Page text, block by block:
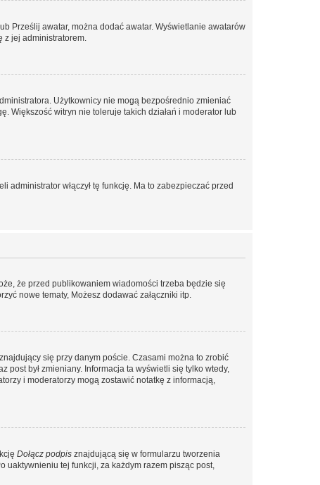
Prześlij awatar, można dodać awatar. Wyświetlanie awatarów
z jej administratorem.
Użytkownicy nie mogą bezpośrednio zmieniać
Większość witryn nie toleruje takich działań i moderator lub
włączył tę funkcję. Ma to zabezpieczać przed
że przed publikowaniem wiadomości trzeba będzie się
nowe tematy, Możesz dodawać załączniki itp.
znajdujący się przy danym poście. Czasami można to zrobić
był zmieniany. Informacja ta wyświetli się tylko wtedy,
i moderatorzy mogą zostawić notatkę z informacją,
Dołącz podpis znajdującą się w formularzu tworzenia
uaktywnieniu tej funkcji, za każdym razem pisząc post,